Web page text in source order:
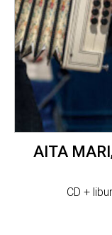
AITA
CD +